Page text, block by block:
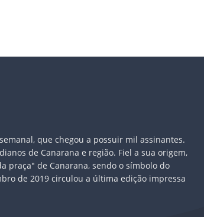
que chegou a possuir mil assinantes.
de Canarana e região. Fiel a sua origem,
praça" de Canarana, sendo o símbolo do
de 2019 circulou a última edição impressa